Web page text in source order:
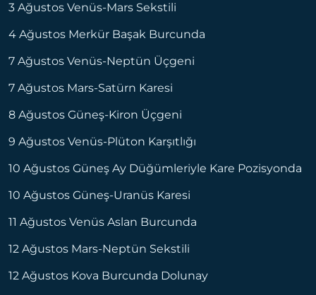
3 Ağustos Venüs-Mars Sekstili
4 Ağustos Merkür Başak Burcunda
7 Ağustos Venüs-Neptün Üçgeni
7 Ağustos Mars-Satürn Karesi
8 Ağustos Güneş-Kiron Üçgeni
9 Ağustos Venüs-Plüton Karşıtlığı
10 Ağustos Güneş Ay Düğümleriyle Kare Pozisyonda
10 Ağustos Güneş-Uranüs Karesi
11 Ağustos Venüs Aslan Burcunda
12 Ağustos Mars-Neptün Sekstili
12 Ağustos Kova Burcunda Dolunay